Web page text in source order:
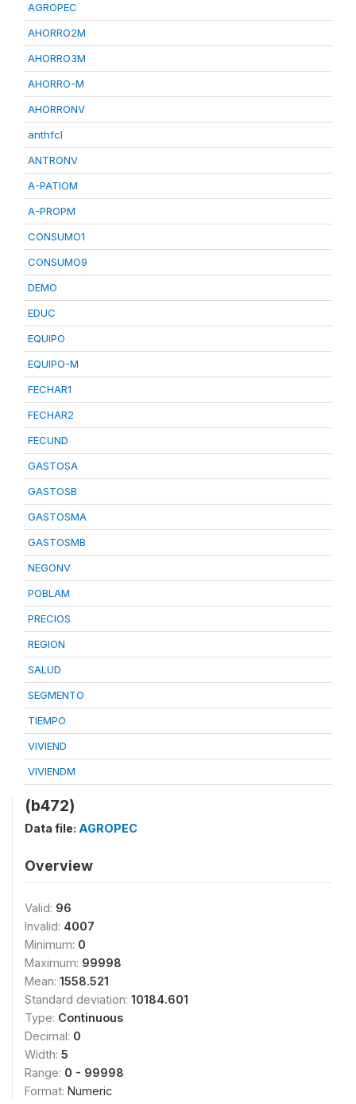
AGROPEC
AHORRO2M
AHORRO3M
AHORRO-M
AHORRONV
anthfcl
ANTRONV
A-PATIOM
A-PROPM
CONSUMO1
CONSUMO9
DEMO
EDUC
EQUIPO
EQUIPO-M
FECHAR1
FECHAR2
FECUND
GASTOSA
GASTOSB
GASTOSMA
GASTOSMB
NEGONV
POBLAM
PRECIOS
REGION
SALUD
SEGMENTO
TIEMPO
VIVIEND
VIVIENDM
(b472)
Data file: AGROPEC
Overview
Valid: 96
Invalid: 4007
Minimum: 0
Maximum: 99998
Mean: 1558.521
Standard deviation: 10184.601
Type: Continuous
Decimal: 0
Width: 5
Range: 0 - 99998
Format: Numeric